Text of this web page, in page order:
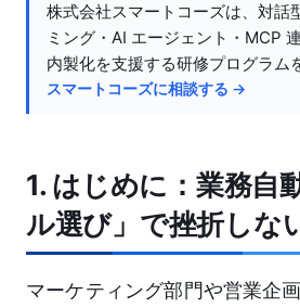
株式会社スマートコーズは、対話
ミング・AI エージェント・MCP
内製化を支援する研修プログラム
スマートコーズに相談する →
1. はじめに：業務自
ル選び」で挫折しな
マーケティング部門や営業企